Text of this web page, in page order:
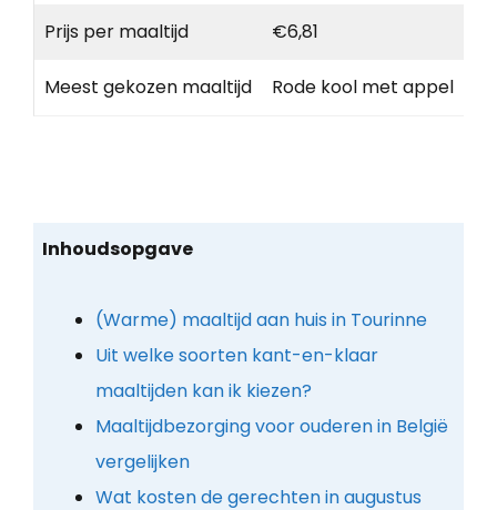
Prijs per maaltijd €6,81
Meest gekozen maaltijd Rode kool met appel
Inhoudsopgave
(Warme) maaltijd aan huis in Tourinne
Uit welke soorten kant-en-klaar
maaltijden kan ik kiezen?
Maaltijdbezorging voor ouderen in België
vergelijken
Wat kosten de gerechten in augustus